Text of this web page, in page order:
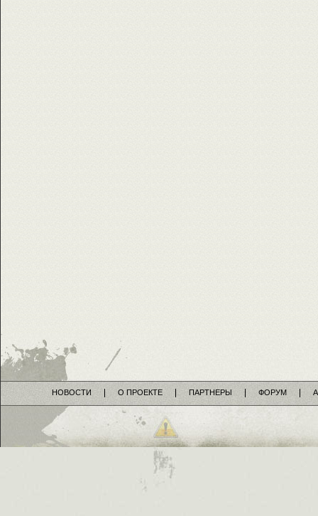
НОВОСТИ О ПРОЕКТЕ ПАРТНЕРЫ ФОРУМ